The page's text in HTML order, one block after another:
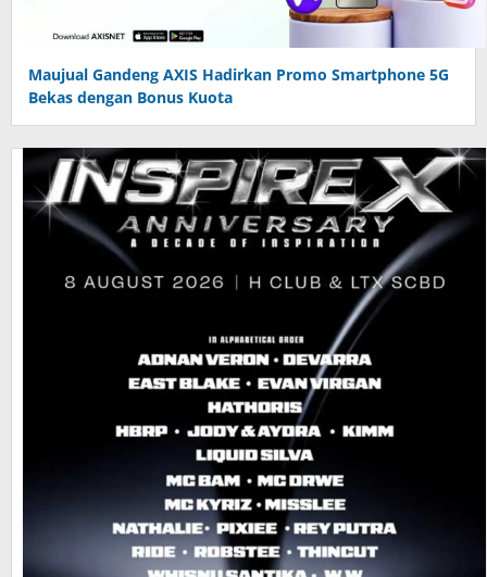
Maujual Gandeng AXIS Hadirkan Promo Smartphone 5G
Bekas dengan Bonus Kuota